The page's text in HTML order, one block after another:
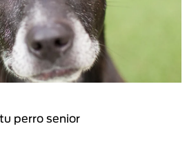
perro senior